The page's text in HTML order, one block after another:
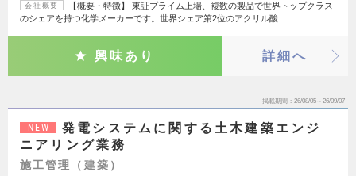
会社概要
【概要・特徴】 東証プライム上場、複数の製品で世界トップクラス
のシェアを持つ化学メーカーです。世界シェア第2位のアクリル酸…
興味あり 詳細へ
掲載期間 26/08/05～26/09/07
NEW
発電システムに関する土木建築エンジ
ニアリング業務
施工管理（建築）